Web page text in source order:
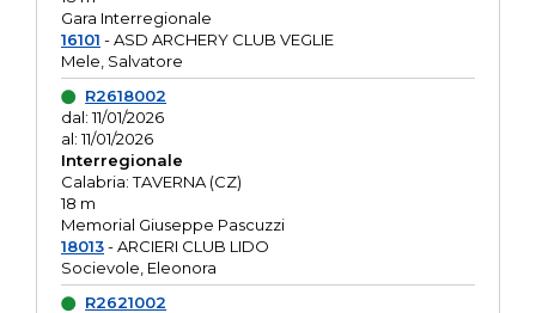
Gara Interregionale
16101 - ASD ARCHERY CLUB VEGLIE
Mele, Salvatore
R2618002
dal: 11/01/2026
al: 11/01/2026
Interregionale
Calabria: TAVERNA (CZ)
18 m
Memorial Giuseppe Pascuzzi
18013- ARCIERI CLUB LIDO
Socievole, Eleonora
R2621002